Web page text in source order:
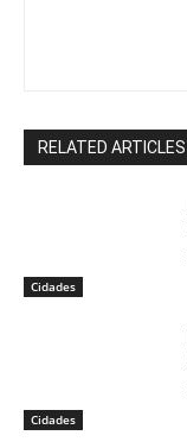
RELATED ARTICLES
Cidades
Cidades